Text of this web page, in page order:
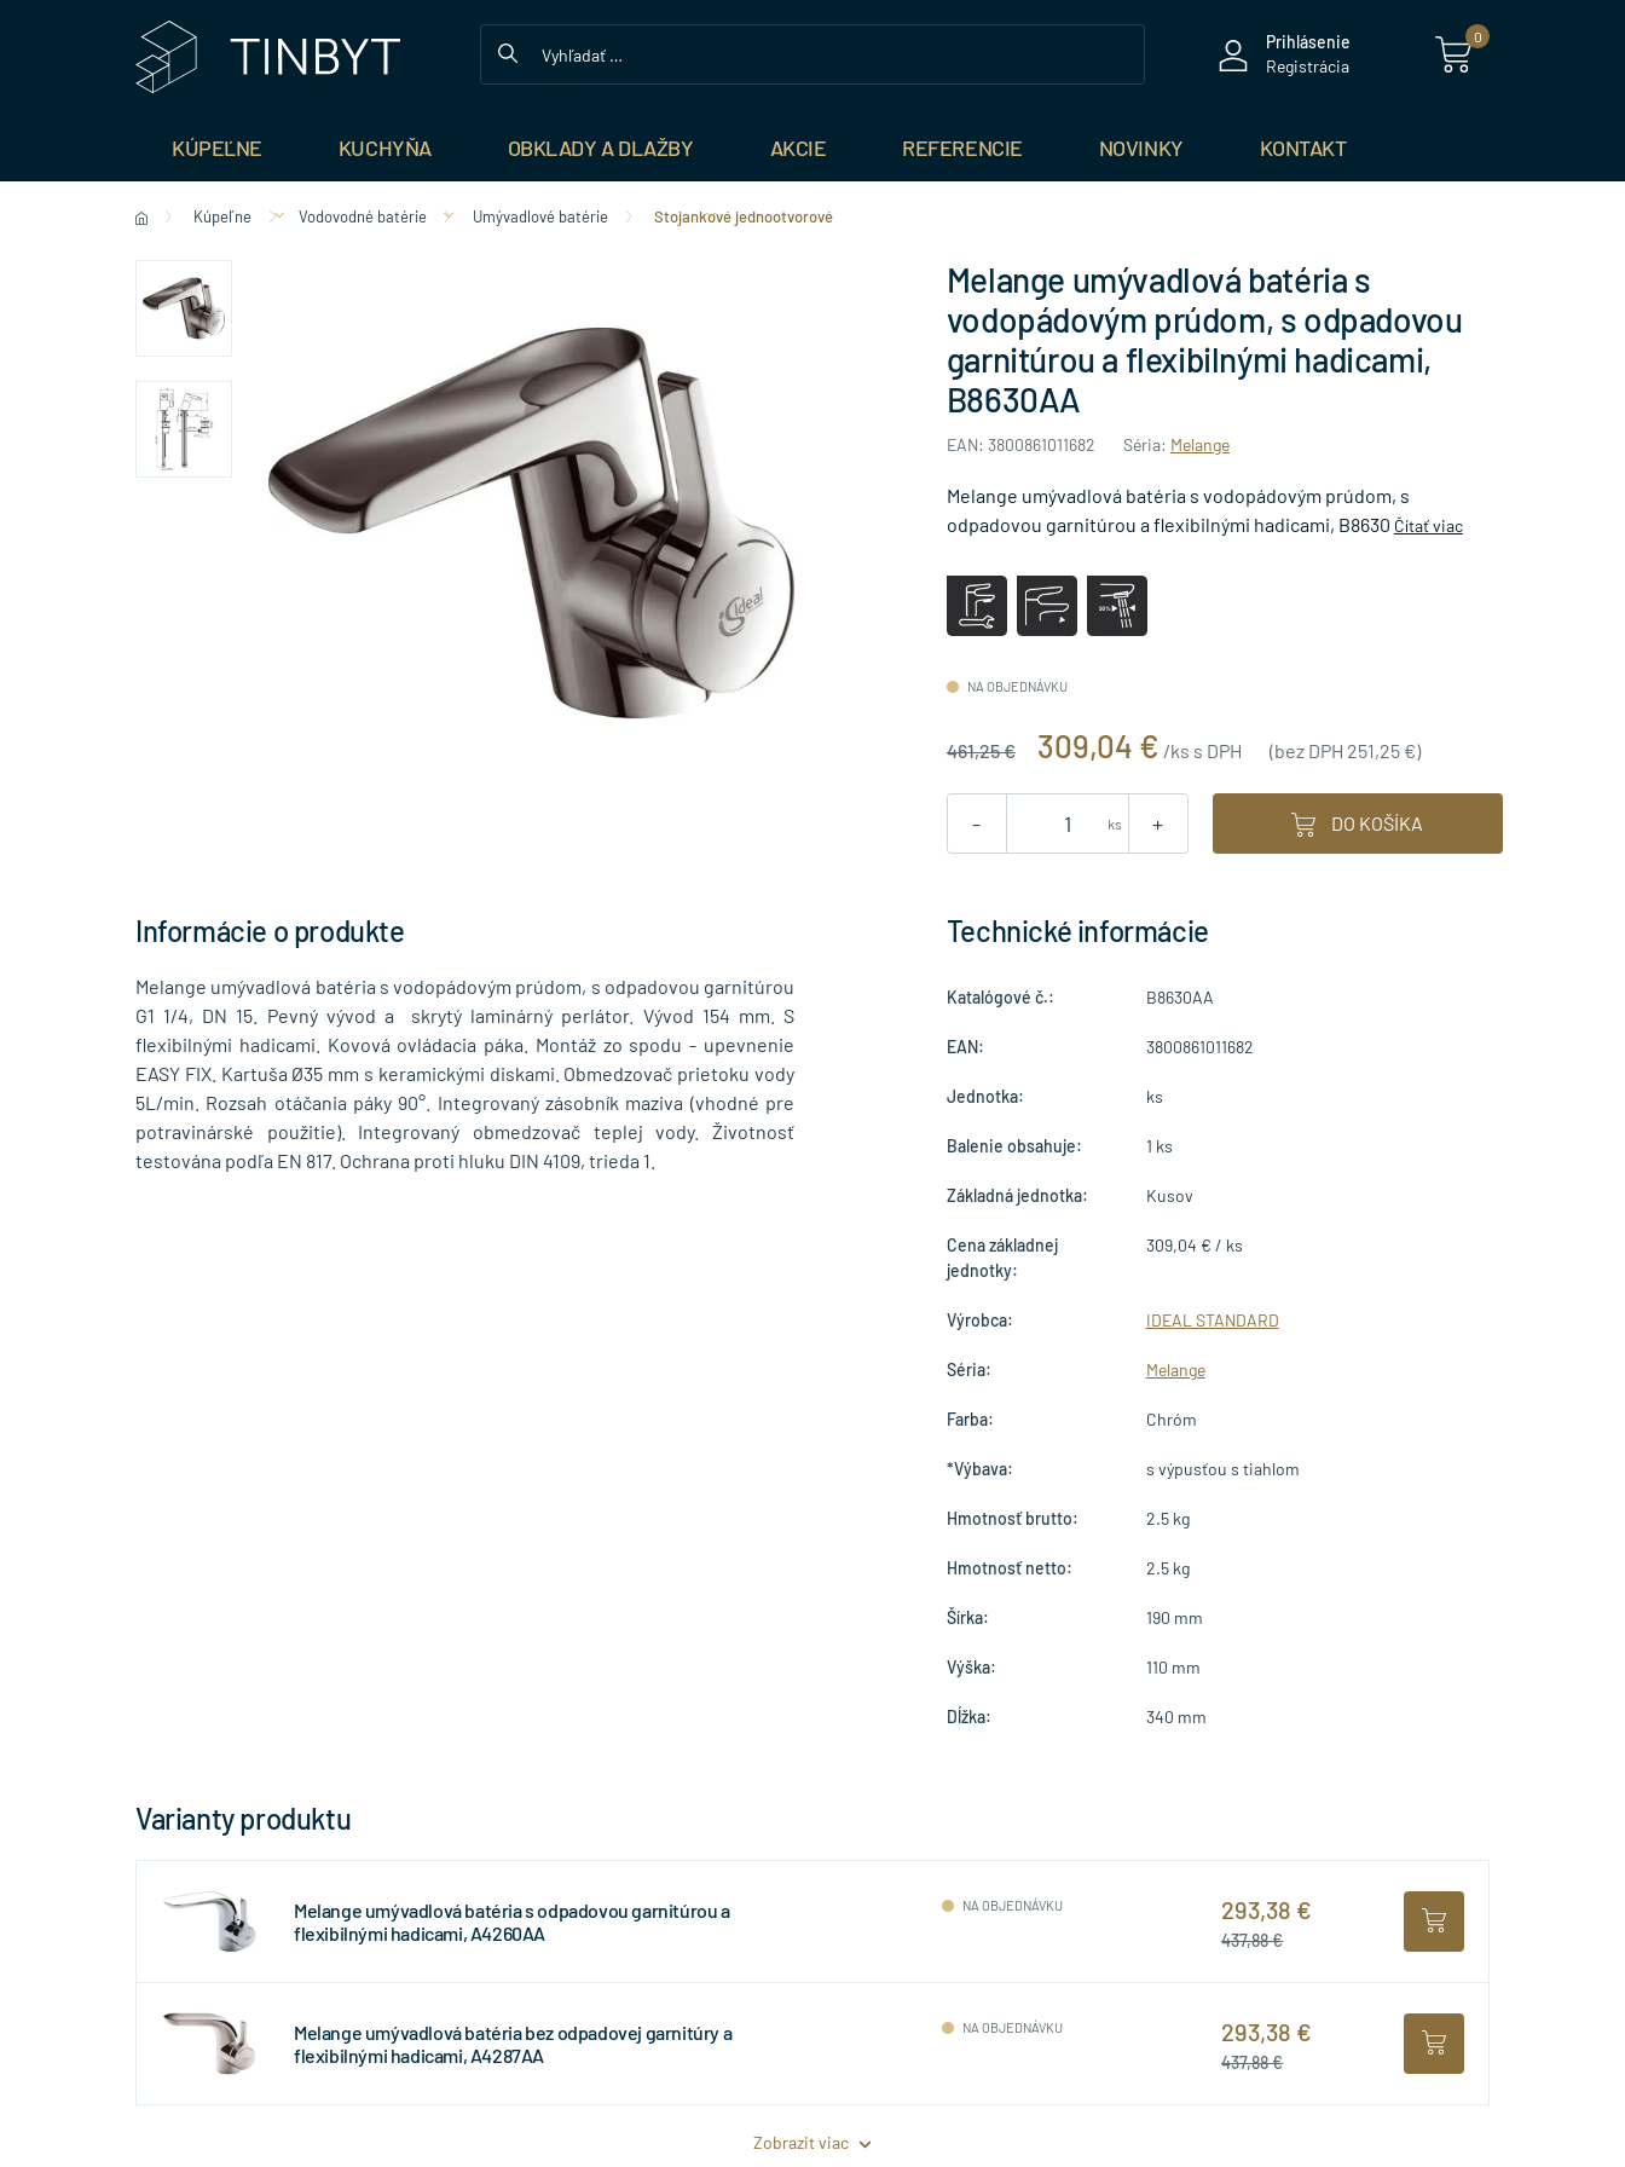
Prihlásenie
Registrácia
0
KÚPEĽNE KUCHYŇA OBKLADY A DLAŽBY AKCIE REFERENCIE NOVINKY KONTAKT
Kúpeľne Vodovodné batérie Umývadlové batérie Stojankové jednootvorové
Melange umývadlová batéria s
vodopádovým prúdom, s odpadovou
garnitúrou a flexibilnými hadicami,
B8630AA
EAN: 3800861011682 Séria: Melange
Melange umývadlová batéria s vodopádovým prúdom, s
odpadovou garnitúrou a flexibilnými hadicami, B8630 Čítať viac
NA OBJEDNÁVKU
461,25 € 309,04 € /ks s DPH (bez DPH 251,25 €)
- +
ks DO KOŠÍKA
Informácie o produkte
Melange umývadlová batéria s vodopádovým prúdom, s odpadovou garnitúrou
G1 1/4, DN 15. Pevný vývod a skrytý laminárný perlátor. Vývod 154 mm. S
flexibilnými hadicami. Kovová ovládacia páka. Montáž zo spodu - upevnenie
EASY FIX. Kartuša Ø35 mm s keramickými diskami. Obmedzovač prietoku vody
5L/min. Rozsah otáčania páky 90°. Integrovaný zásobník maziva (vhodné pre
potravinárské použitie). Integrovaný obmedzovač teplej vody. Životnosť
testována podľa EN 817. Ochrana proti hluku DIN 4109, trieda 1.
Technické informácie
Katalógové č.: B8630AA
EAN: 3800861011682
Jednotka: ks
Balenie obsahuje: 1 ks
Základná jednotka: Kusov
Cena základnej
jednotky:
309,04 € / ks
Výrobca: IDEAL STANDARD
Séria: Melange
Farba: Chróm
*Výbava: s výpusťou s tiahlom
Hmotnosť brutto: 2.5 kg
Hmotnosť netto: 2.5 kg
Šírka: 190 mm
Výška: 110 mm
Dĺžka: 340 mm
Varianty produktu
Melange umývadlová batéria s odpadovou garnitúrou a
flexibilnými hadicami, A4260AA
NA OBJEDNÁVKU 293,38 €
437,88 €
Melange umývadlová batéria bez odpadovej garnitúry a
flexibilnými hadicami, A4287AA
NA OBJEDNÁVKU 293,38 €
437,88 €
Zobrazit viac